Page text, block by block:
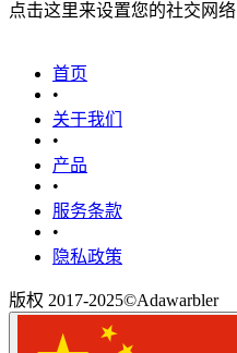
点击这里来设置您的社交网络
首页
•
关于我们
•
产品
•
‎服务条款‎
•
隐私政策
版权 2017-2025©Adawarbler